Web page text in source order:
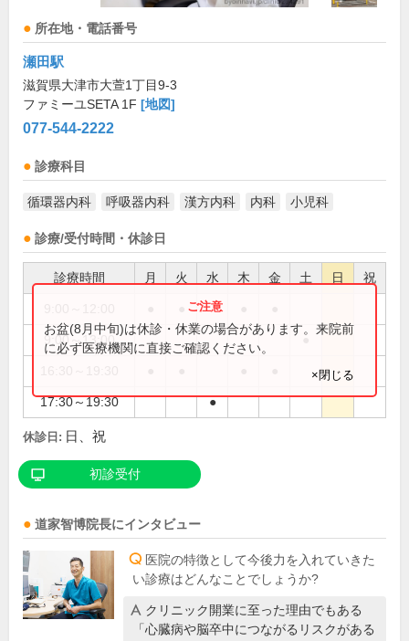
所在地・電話番号
瀬田駅
滋賀県大津市大萱1丁目9-3
ファミーユSETA 1F [地図]
077-544-2222
診療科目
循環器内科 呼吸器内科 漢方内科 内科 小児科
診療/受付時間・休診日
診療時間 月 火 水 木 金 土 日 祝
9:00～13:00 ●
17:30～19:30 ●
お盆(8月中旬)は休診・休業の場合があります。来院前
に必ず医療機関に直接ご確認ください。
×閉じる
休診日: 日、祝
初診受付
道家智博院長にインタビュー
医院の特徴として今後力を入れていきた
い診療はどんなことでしょうか?
クリニック開業に至った理由でもある
「心臓病や脳卒中につながるリスクがある